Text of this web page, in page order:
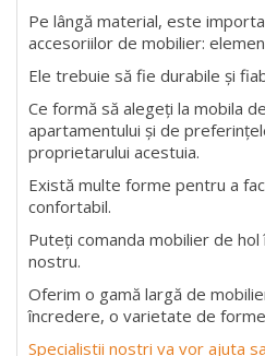
Pe lângă material, este
accesoriilor de mobilier:
Ele trebuie să fie durabile și
Ce formă să alegeți la mobila
apartamentului și de
proprietarului acestuia.
Există multe forme pentru a
confortabil.
Puteți comanda mobilier de
nostru.
Oferim o gamă largă de
încredere, o varietate de
Specialistii nostri va vor ajuta